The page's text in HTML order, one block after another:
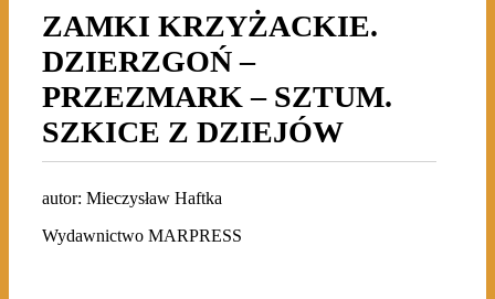
ZAMKI KRZYŻACKIE.
DZIERZGOŃ –
PRZEZMARK – SZTUM.
SZKICE Z DZIEJÓW
autor: Mieczysław Haftka
Wydawnictwo MARPRESS